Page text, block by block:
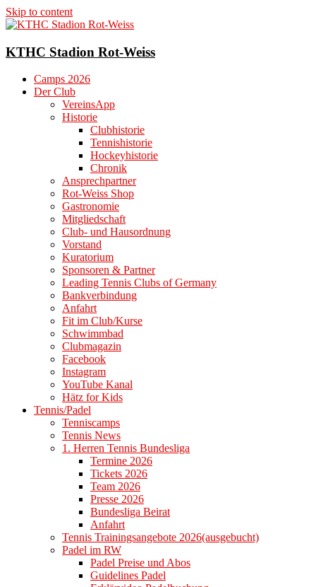
Skip to content
KTHC Stadion Rot-Weiss
Camps 2026
Der Club
VereinsApp
Historie
Clubhistorie
Tennishistorie
Hockeyhistorie
Chronik
Ansprechpartner
Rot-Weiss Shop
Gastronomie
Mitgliedschaft
Club- und Hausordnung
Vorstand
Kuratorium
Sponsoren & Partner
Leading Tennis Clubs of Germany
Bankverbindung
Anfahrt
Fit im Club/Kurse
Schwimmbad
Clubmagazin
Facebook
Instagram
YouTube Kanal
Hätz for Kids
Tennis/Padel
Tenniscamps
Tennis News
1. Herren Tennis Bundesliga
Termine 2026
Tickets 2026
Team 2026
Presse 2026
Bundesliga Beirat
Anfahrt
Tennis Trainingsangebote 2026(ausgebucht)
Padel im RW
Padel Preise und Abos
Guidelines Padel